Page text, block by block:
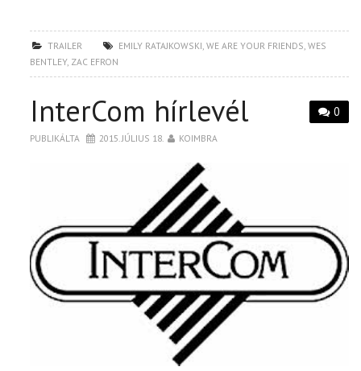
TRAILER EMILY RATAJKOWSKI,WE ARE YOUR FRIENDS,WES
BENTLEY, ZAC EFRON
0
InterCom hírlevél
PUBLIKÁLTA 2015. JÚLIUS 18. KOIMBRA